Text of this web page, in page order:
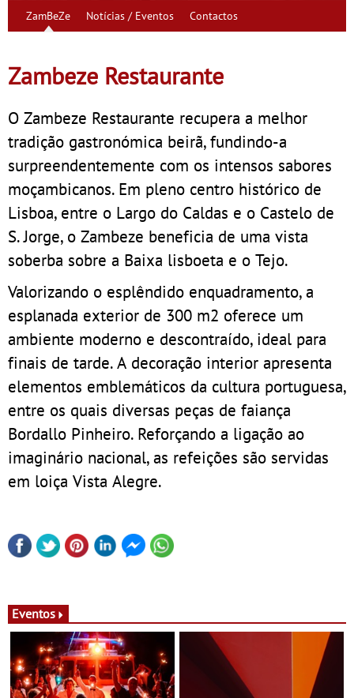
ZamBeZe Notícias / Eventos Contactos
Zambeze Restaurante
O Zambeze Restaurante recupera a melhor
tradição gastronómica beirã, fundindo-a
surpreendentemente com os intensos sabores
moçambicanos. Em pleno centro histórico de
Lisboa, entre o Largo do Caldas e o Castelo de
S. Jorge, o Zambeze beneficia de uma vista
soberba sobre a Baixa lisboeta e o Tejo.
Valorizando o esplêndido enquadramento, a
esplanada exterior de 300 m2 oferece um
ambiente moderno e descontraído, ideal para
finais de tarde. A decoração interior apresenta
elementos emblemáticos da cultura portuguesa,
entre os quais diversas peças de faiança
Bordallo Pinheiro. Reforçando a ligação ao
imaginário nacional, as refeições são servidas
em loiça Vista Alegre.
Eventos